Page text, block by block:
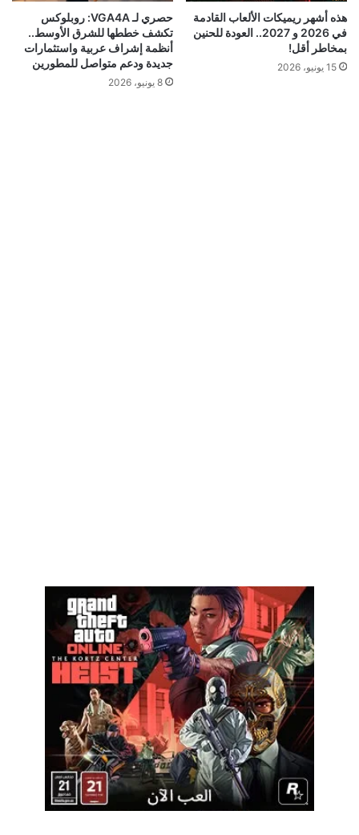
هذه أشهر ريميكات الألعاب القادمة
في 2026 و 2027.. العودة للحنين
بمخاطر أقل!
15 يونيو، 2026
حصري لـ VGA4A: روبلوكس
تكشف خططها للشرق الأوسط..
أنظمة إشراف عربية واستثمارات
جديدة ودعم متواصل للمطورين
8 يونيو، 2026